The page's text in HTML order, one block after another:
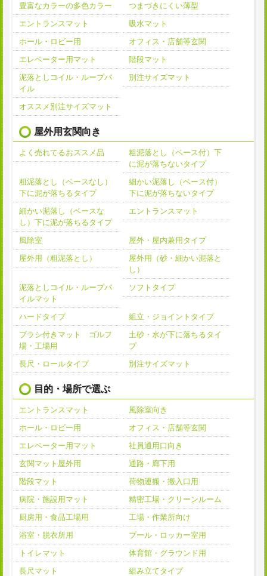
豊富なカラーの多色カラー
つまづきにくい薄型
エントランスマット
吸水マット
ホール・ロビー用
オフィス・店舗等玄関
エレベーター用マット
階段マット
泥落としコイル・ループパ
イル
別注サイズマット
オススメ別注サイズマット
屋外用玄関向き
よく売れてるおススメ品
粗泥落とし（ベース付）下
に泥が落ちないタイプ
粗泥落とし（ベースなし）
下に泥が落ちるタイプ
細かい泥落し（ベース付）
下に泥が落ちないタイプ
細かい泥落し（ベースな
し）下に泥が落ちるタイプ
エントランスマット
風除室
屋外・屋内兼用タイプ
屋外用（粗泥落とし）
屋外用（砂・細かい泥落と
し）
泥落としコイル・ループパ
イルマット
ソフトタイプ
ハードタイプ
組立・ジョイントタイプ
ブラシ付きマット ゴルフ
場・工場用
土砂・水が下に落ちるタイ
プ
長尺・ロールタイプ
別注サイズマット
目的・場所で選ぶ
エントランスマット
風除室向き
ホール・ロビー用
オフィス・店舗等玄関
エレベーター用マット
社員通用口向き
玄関マット屋外用
通路・廊下用
階段マット
荷物運搬・搬入口用
病院・施設用マット
精密工場・クリーンルーム
厨房用・食品工場用
工場・作業所向け
浴室・脱衣所用
プール・ロッカー室用
トイレマット
体育館・グラウンド用
長尺マット
組み立てタイプ